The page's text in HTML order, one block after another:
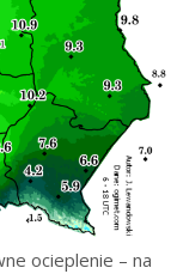
ocieplenie – na